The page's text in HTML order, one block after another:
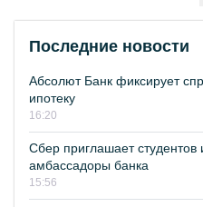
Последние новости
Абсолют Банк фиксирует
ипотеку
16:20
Сбер приглашает студентов
амбассадоры банка
15:56